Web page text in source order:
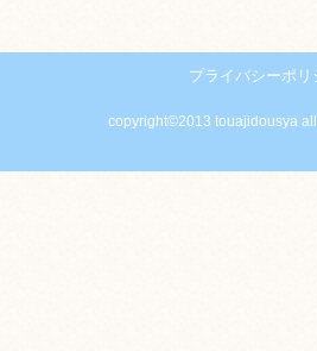
プライバシーポリ
copyright©2013 touajidousya